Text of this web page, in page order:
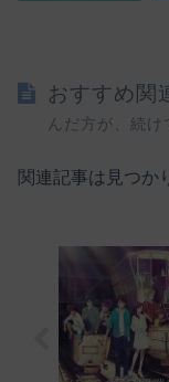
おすすめ関
んだ方が、続け
関連記事は見つか